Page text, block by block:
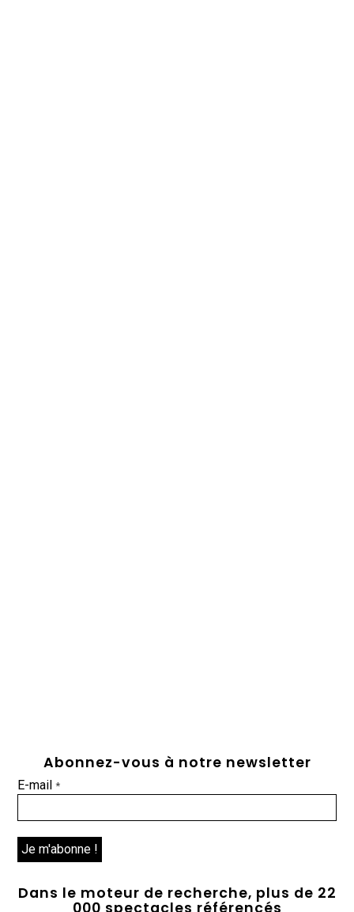
Abonnez-vous à notre newsletter
E-mail*
Dans le moteur de recherche, plus de 22
000 spectacles référencés